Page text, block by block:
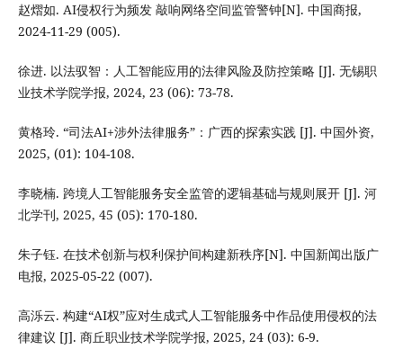
赵熠如. AI侵权行为频发 敲响网络空间监管警钟[N]. 中国商报,
2024-11-29 (005).
徐进. 以法驭智：人工智能应用的法律风险及防控策略 [J]. 无锡职
业技术学院学报, 2024, 23 (06): 73-78.
黄格玲. “司法AI+涉外法律服务”：广西的探索实践 [J]. 中国外资,
2025, (01): 104-108.
李晓楠. 跨境人工智能服务安全监管的逻辑基础与规则展开 [J]. 河
北学刊, 2025, 45 (05): 170-180.
朱子钰. 在技术创新与权利保护间构建新秩序[N]. 中国新闻出版广
电报, 2025-05-22 (007).
高泺云. 构建“AI权”应对生成式人工智能服务中作品使用侵权的法
律建议 [J]. 商丘职业技术学院学报, 2025, 24 (03): 6-9.